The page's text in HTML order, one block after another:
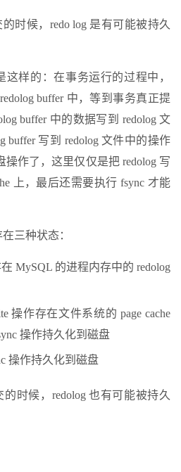
时候，redo log 是有可能被持久
这样的：在事务运行的过程中，
buffer 中，等到事务真正提
buffer 中的数据写到 redolog 文
buffer 写到 redolog 文件中的操作
操作了，这里仅仅是把 redolog 写
上，最后还需要执行 fsync 才能
三种状态：
MySQL 的进程内存中的 redolog
操作存在文件系统的 page cache
操作持久化到磁盘
操作持久化到磁盘
时候，redolog 也有可能被持久